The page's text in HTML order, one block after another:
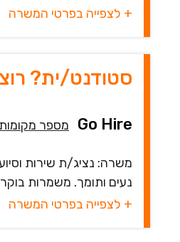
+ לצפייה בפרטי המשרה
סטודנט/ית?
Go Hire מספר מקומות
משרה: נציג/ת שירות
נעים ותומך. משמרות בוקר/ערב/
+ לצפייה בפרטי המשרה